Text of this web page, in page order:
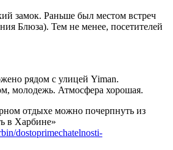
замок. Раньше был местом встреч
Блюза). Тем не менее, посетителей
рядом с улицей Yiman.
молодежь. Атмосфера хорошая.
отдыхе можно почерпнуть из
в Харбине»
dostoprimechatelnosti-